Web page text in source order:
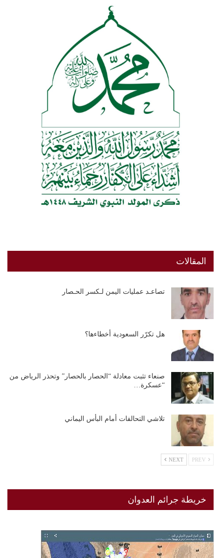
المقالات
تصاعـد عمليات اليمن لـكسر الحـصار
هل تكرّر السعودية أخطاءها؟
صنعاء تثبت معادلة “الحصار بالحصار” وتحذر الرياض من
“عسكرة…
تلاشي التحالفات أمام البأس اليماني
NEXT
خريطة جرائم العدوان